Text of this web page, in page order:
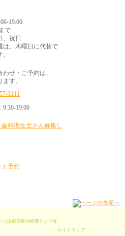
19:00
で
、祝日
、木曜日に代替で
せ・ご予約は、
す。
9:30-19:00
ス 診療項目 治療費リンク集
サイトマップ